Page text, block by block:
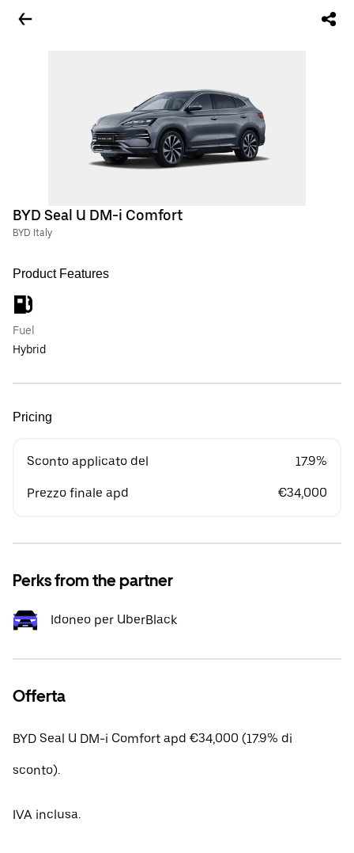
BYD Seal U DM-i Comfort
BYD Italy
Product Features
Fuel
Hybrid
Pricing
Sconto applicato del 17.9%
Prezzo finale apd €34,000
Perks from the partner
Idoneo per UberBlack
Offerta
BYD Seal U DM-i Comfort apd €34,000 (17.9% di
sconto).
IVA inclusa.